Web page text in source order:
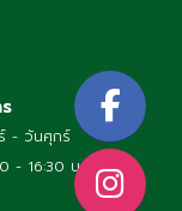
- วันศุกร์
- 16:30 น.